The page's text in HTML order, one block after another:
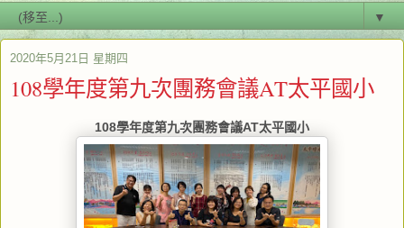
▼
2020年5月21日 星期四
108學年度第九次團務會議AT太平國小
108學年度第九次團務會議AT太平國小